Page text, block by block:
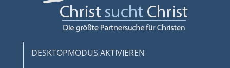
DESKTOPMODUS AKTIVIEREN